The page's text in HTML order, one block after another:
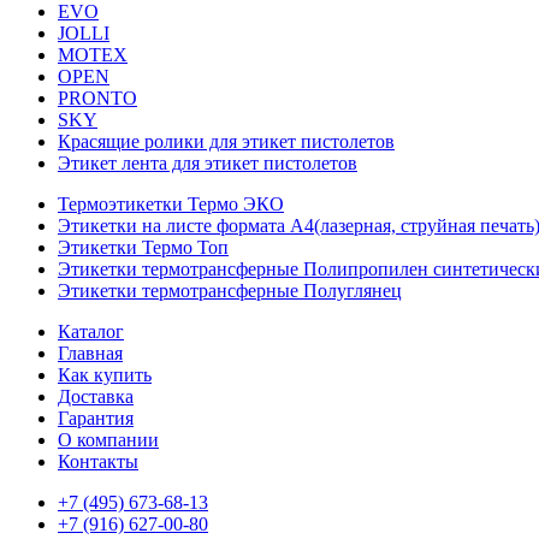
EVO
JOLLI
MOTEX
OPEN
PRONTO
SKY
Красящие ролики для этикет пистолетов
Этикет лента для этикет пистолетов
Термоэтикетки Термо ЭКО
Этикетки на листе формата А4(лазерная, струйная печать)
Этикетки Термо Топ
Этикетки термотрансферные Полипропилен
Этикетки термотрансферные Полуглянец
Каталог
Главная
Как купить
Доставка
Гарантия
О компании
Контакты
+7 (495) 673-68-13
+7 (916) 627-00-80